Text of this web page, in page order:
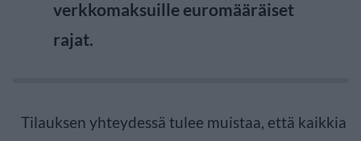
verkkomaksuille euromääräiset
rajat.
Tilauksen yhteydessä tulee muistaa, että kaikkia